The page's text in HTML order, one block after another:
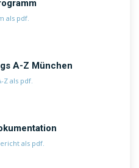
als pdf.
A-Z München
Z als pdf.
als pdf.